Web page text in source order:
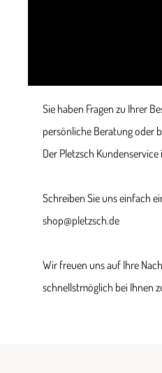
Sie haben Fragen zu Ihrer
persönliche Beratung oder
Der Pletzsch
Schreiben Sie uns einfach
shop@pletzsch.de
Wir freuen uns auf Ihre
schnellstmöglich bei Ihnen